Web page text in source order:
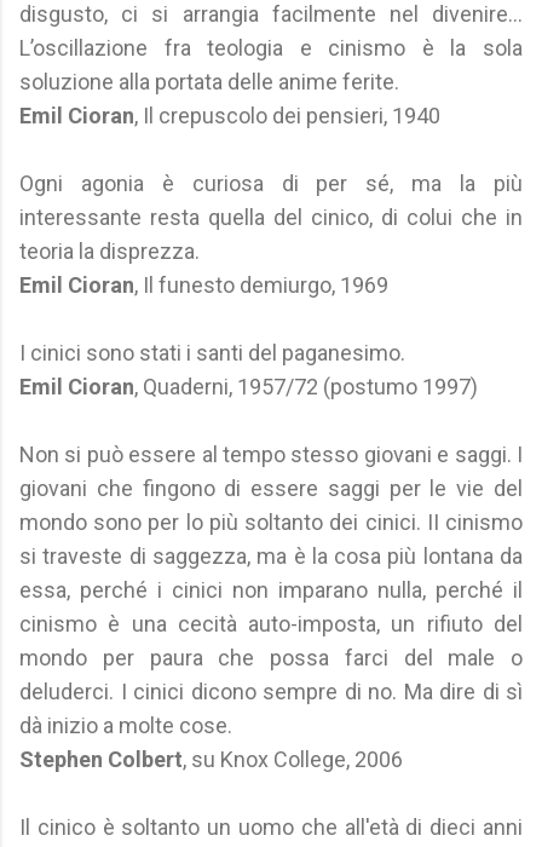
disgusto, ci si arrangia facilmente nel divenire…
L’oscillazione fra teologia e cinismo è la sola
soluzione alla portata delle anime ferite.
Emil Cioran, Il crepuscolo dei pensieri, 1940
Ogni agonia è curiosa di per sé, ma la più
interessante resta quella del cinico, di colui che in
teoria la disprezza.
Emil Cioran, Il funesto demiurgo, 1969
I cinici sono stati i santi del paganesimo.
Emil Cioran, Quaderni, 1957/72 (postumo 1997)
Non si può essere al tempo stesso giovani e saggi. I
giovani che fingono di essere saggi per le vie del
mondo sono per lo più soltanto dei cinici. II cinismo
si traveste di saggezza, ma è la cosa più lontana da
essa, perché i cinici non imparano nulla, perché il
cinismo è una cecità auto-imposta, un rifiuto del
mondo per paura che possa farci del male o
deluderci. I cinici dicono sempre di no. Ma dire di sì
dà inizio a molte cose.
Stephen Colbert, su Knox College, 2006
Il cinico è soltanto un uomo che all'età di dieci anni